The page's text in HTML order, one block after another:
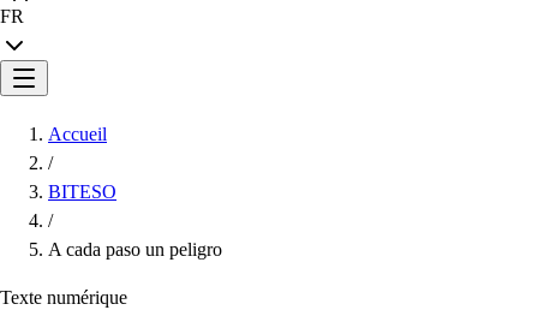
FR
Accueil
/
BITESO
/
A cada paso un peligro
Texte numérique